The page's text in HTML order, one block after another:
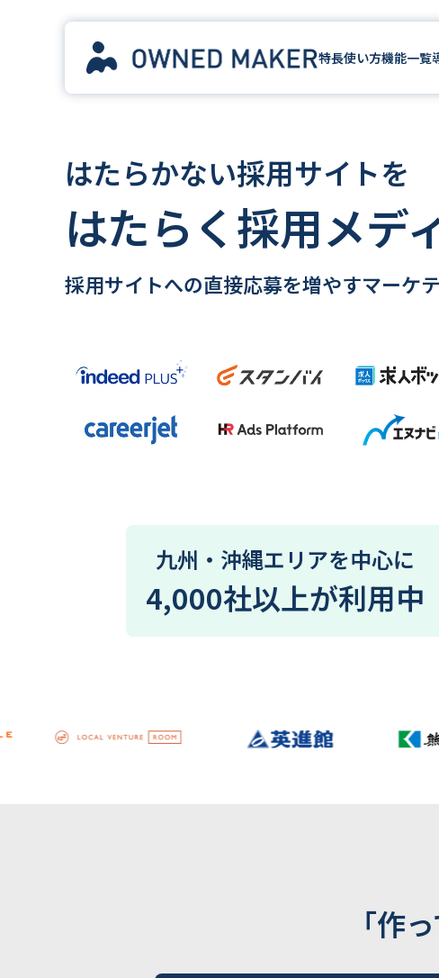
特長使い方機能一覧
はたらかない採用サイトを
はたらく採用メデ
採用サイトへの直接応募を増やすマーケ
九州・沖縄エリアを中心に
4,000社以上が利用中
「作